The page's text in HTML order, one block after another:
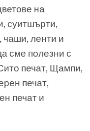
на
суитшърти,
чаши, ленти и
сме полезни с
печат, Щампи,
печат,
печат и